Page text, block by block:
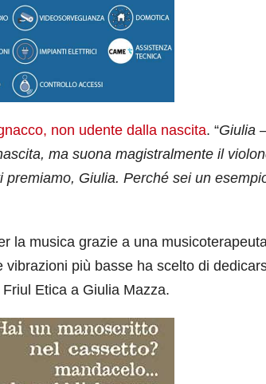
non udente dalla nascita. “Giulia
ma suona magistralmente il
premiamo, Giulia. Perché sei un
la musica grazie a una
vibrazioni più basse ha scelto di
Etica a Giulia Mazza.